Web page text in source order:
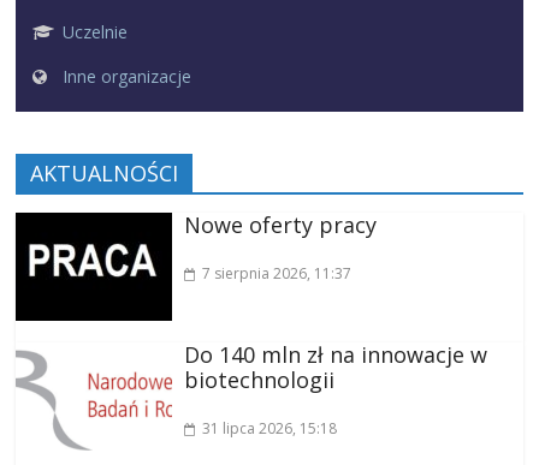
Uczelnie
Inne organizacje
AKTUALNOŚCI
Nowe oferty pracy
7 sierpnia 2026, 11:37
Do 140 mln zł na innowacje w
biotechnologii
31 lipca 2026, 15:18